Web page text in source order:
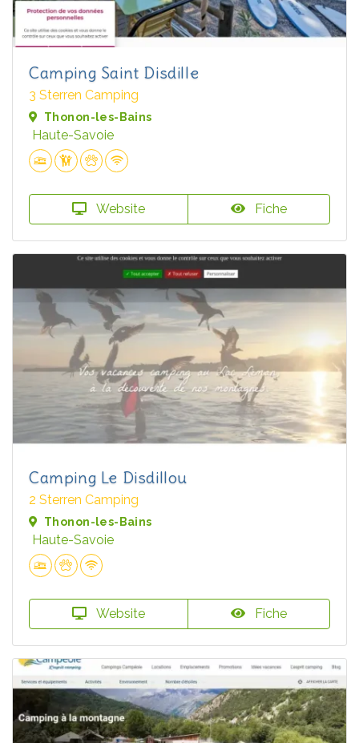
Camping Saint Disdille
3 Sterren Camping
Thonon-les-Bains
Haute-Savoie
Website Fiche
Camping Le Disdillou
2 Sterren Camping
Thonon-les-Bains
Haute-Savoie
Website Fiche